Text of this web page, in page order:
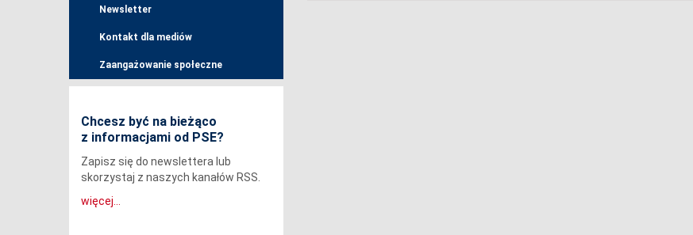
Newsletter
Kontakt dla mediów
Zaangażowanie społeczne
Chcesz być na bieżąco
z informacjami od PSE?
Zapisz się do newslettera lub
skorzystaj z naszych kanałów RSS.
więcej...